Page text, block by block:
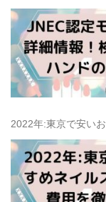
2022年:東京で安い